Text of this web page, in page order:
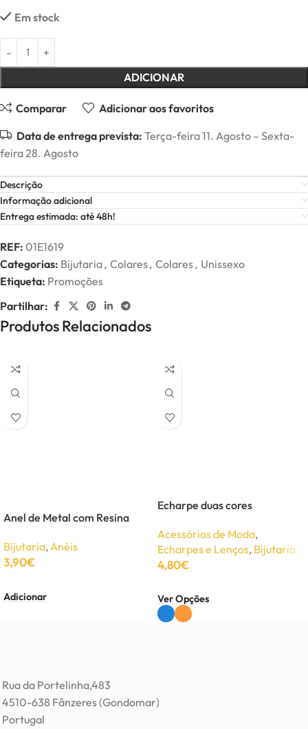
Em stock
ADICIONAR
Comparar Adicionar aos favoritos
Data de entrega prevista: Terça-feira 11. Agosto – Sexta-
feira 28. Agosto
Descrição
Informação adicional
Entrega estimada: até 48h!
REF: 01E1619
Categorias: Bijutaria, Colares, Colares, Unissexo
Etiqueta: Promoções
Partilhar:
Produtos Relacionados
Anel de Metal com Resina
Bijutaria,Anéis
3,90€
Adicionar
Echarpe duas cores
Acessórios de Moda,
Echarpes e Lenços, Bijutaria
4,80€
Ver Opções
Rua da Portelinha,483
4510-638 Fânzeres (Gondomar)
Portugal